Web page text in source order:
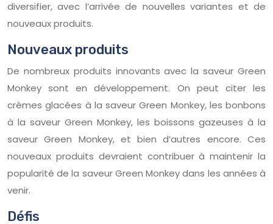
diversifier, avec l’arrivée de nouvelles variantes et de
nouveaux produits.
Nouveaux produits
De nombreux produits innovants avec la saveur Green
Monkey sont en développement. On peut citer les
crèmes glacées à la saveur Green Monkey, les bonbons
à la saveur Green Monkey, les boissons gazeuses à la
saveur Green Monkey, et bien d’autres encore. Ces
nouveaux produits devraient contribuer à maintenir la
popularité de la saveur Green Monkey dans les années à
venir.
Défis